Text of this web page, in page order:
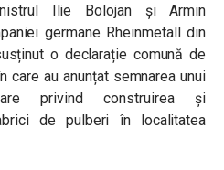
Ilie Bolojan și Armin
germane Rheinmetall din
o declarație comună de
care au anunțat semnarea unui
privind construirea și
de pulberi în localitatea